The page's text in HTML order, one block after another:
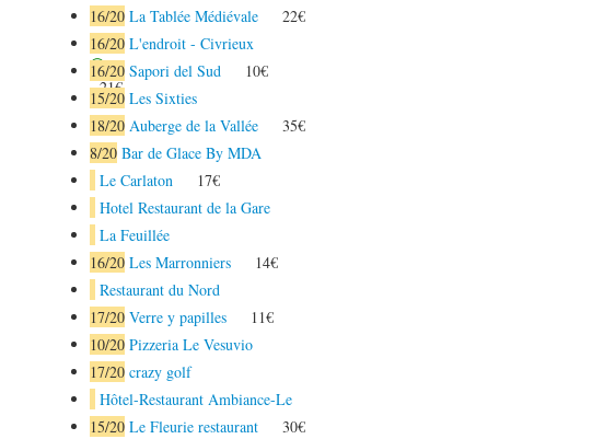
16/20 La Tablée Médiévale
22€
16/20 L'endroit - Civrieux
21€
16/20 Sapori del Sud
10€
15/20 Les Sixties
18/20 Auberge de la Vallée
35€
8/20 Bar de Glace By MDA
Le Carlaton
17€
Hotel Restaurant de la Gare
La Feuillée
16/20 Les Marronniers
14€
Restaurant du Nord
17/20 Verre y papilles
11€
10/20 Pizzeria Le Vesuvio
17/20 crazy golf
Hôtel-Restaurant Ambiance-Le
15/20 Le Fleurie restaurant
30€